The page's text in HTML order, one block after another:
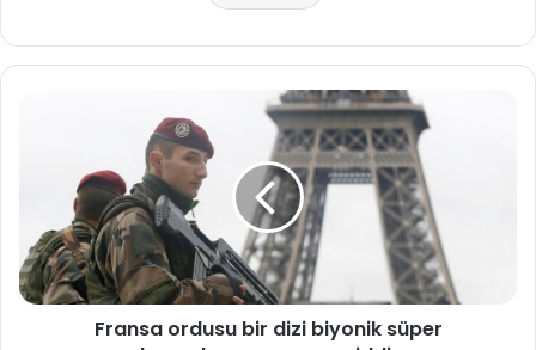
o
r
d
Fransa ordusu bir dizi biyonik süper